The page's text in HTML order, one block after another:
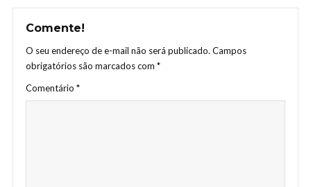
Comente!
O seu endereço de e-mail não será publicado. Campos
obrigatórios são marcados com *
Comentário *